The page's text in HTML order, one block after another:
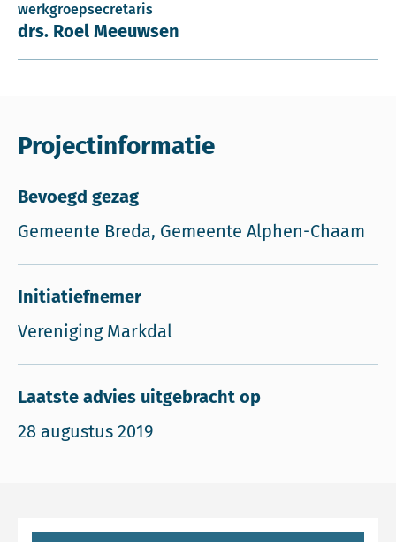
werkgroepsecretaris
drs. Roel Meeuwsen
Projectinformatie
Bevoegd gezag
Gemeente Breda, Gemeente Alphen-Chaam
Initiatiefnemer
Vereniging Markdal
Laatste advies uitgebracht op
28 augustus 2019